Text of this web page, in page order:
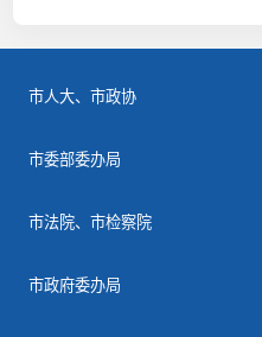
市人大、市政协
市委部委办局
市法院、市检察院
市政府委办局